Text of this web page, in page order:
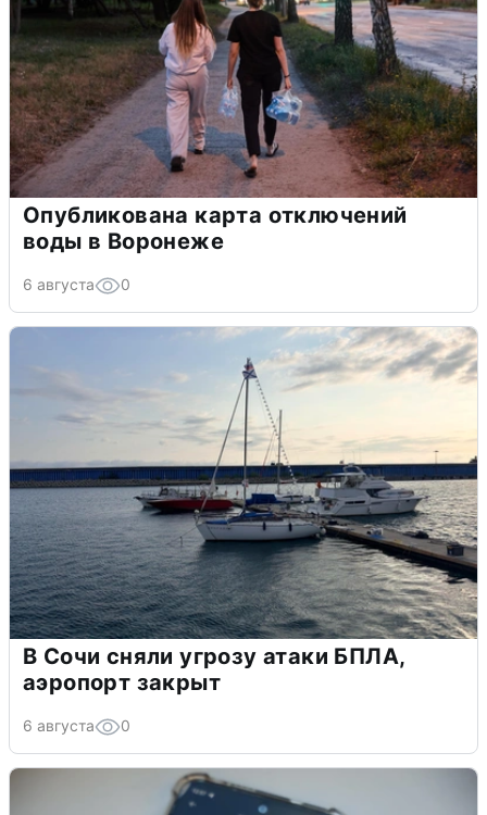
Опубликована карта отключений
воды в Воронеже
6 августа 0
В Сочи сняли угрозу атаки БПЛА,
аэропорт закрыт
6 августа 0